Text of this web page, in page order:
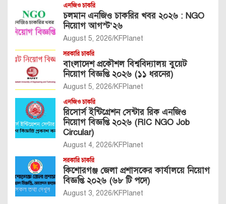
এনজিও চাকরি
চলমান এনজিও চাকরির খবর ২০২৬ : NGO
নিয়োগ আগস্ট’২৬
August 5, 2026 KFPlanet
সরকারি চাকরি
বাংলাদেশ প্রকৌশল বিশ্ববিদ্যালয় বুয়েট
নিয়োগ বিজ্ঞপ্তি ২০২৬ (১১ ধরনের)
August 5, 2026 KFPlanet
এনজিও চাকরি
রিসোর্স ইন্টিগ্রেশন সেন্টার রিক এনজিও
নিয়োগ বিজ্ঞপ্তি ২০২৬ (RIC NGO Job
Circular)
August 4, 2026 KFPlanet
সরকারি চাকরি
কিশোরগঞ্জ জেলা প্রশাসকের কার্যালয়ে নিয়োগ
বিজ্ঞপ্তি ২০২৬ (৬৮ টি পদে)
August 3, 2026 KFPlanet